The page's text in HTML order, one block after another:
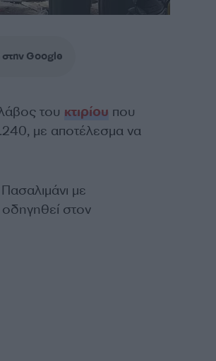
Google
του κτιρίου που
με αποτέλεσμα να
με
στον